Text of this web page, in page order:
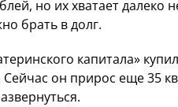
но их хватает далеко
брать в долг.
капитала»
он прирос еще 35